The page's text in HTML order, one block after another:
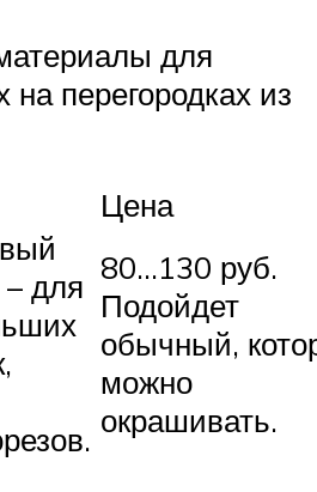
для
на перегородках из
Цена
– для 80…130 руб.
Подойдет
обычный,
можно
окрашивать.